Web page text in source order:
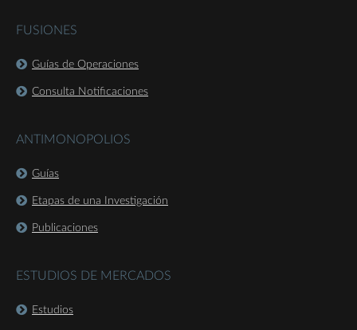
FUSIONES
Guías de Operaciones
Consulta Notificaciones
ANTIMONOPOLIOS
Guías
Etapas de una Investigación
Publicaciones
ESTUDIOS DE MERCADOS
Estudios